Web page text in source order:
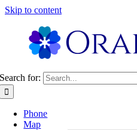
Skip to content
Search for:
Phone
Map